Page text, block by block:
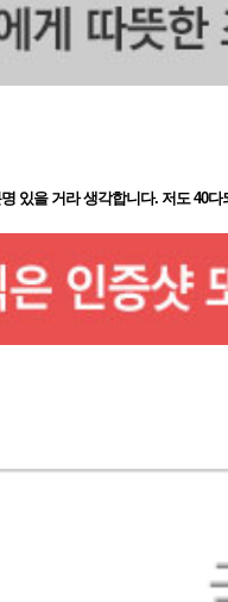
있을 거라 생각합니다. 저도 40